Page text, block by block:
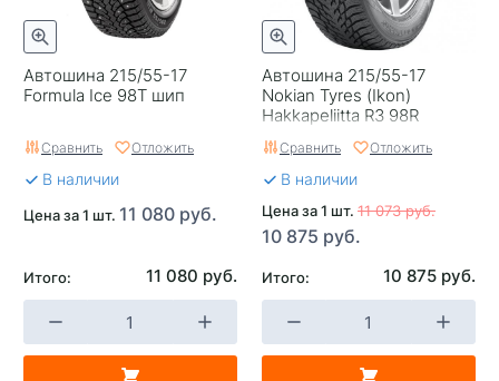
Автошина 215/55-17
Formula Ice 98T шип
Сравнить Отложить
В наличии
Цена за 1 шт. 11 080 руб.
Итого: 11 080 руб.
Автошина 215/55-17
Nokian Tyres (Ikon)
Hakkapeliitta R3 98R
Сравнить Отложить
В наличии
Цена за 1 шт. 11 073 руб.
10 875 руб.
Итого: 10 875 руб.